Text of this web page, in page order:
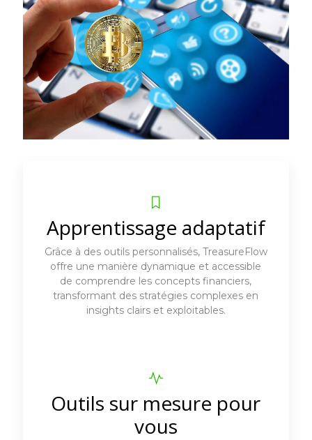
Apprentissage adaptatif
Grâce à des outils personnalisés, TreasureFlow
offre une manière dynamique et accessible
de comprendre les concepts financiers,
transformant des stratégies complexes en
insights clairs et exploitables.
Outils sur mesure pour
vous